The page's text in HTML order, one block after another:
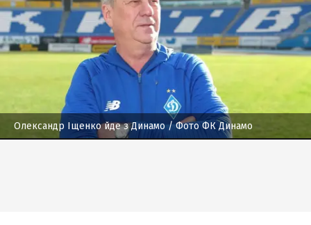
Олександр Іщенко йде з Динамо/ Фото ФК Динамо